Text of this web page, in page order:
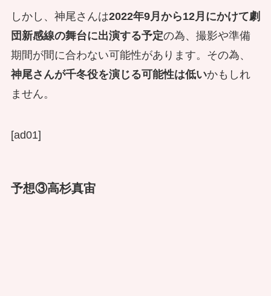
しかし、神尾さんは2022年9月から12月にかけて劇
団新感線の舞台に出演する予定の為、撮影や準備
期間が間に合わない可能性があります。その為、
神尾さんが千冬役を演じる可能性は低いかもしれ
ません。
[ad01]
予想③高杉真宙